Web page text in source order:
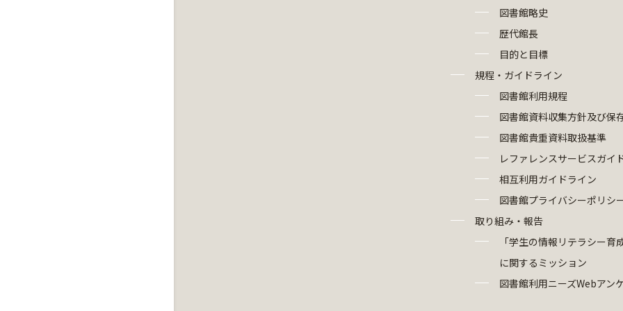
図書館略史
歴代館長
目的と目標
規程・ガイドライン
図書館利用規程
図書館資料収集方針及び保
図書館貴重資料取扱基準
レファレンスサービスガイ
相互利用ガイドライン
図書館プライバシーポリシ
取り組み・報告
「学生の情報リテラシー育
に関するミッション
図書館利用ニーズWebアン